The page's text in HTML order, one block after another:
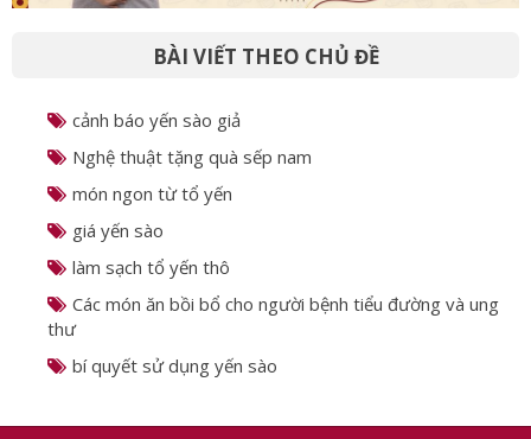
BÀI VIẾT THEO CHỦ ĐỀ
cảnh báo yến sào giả
Nghệ thuật tặng quà sếp nam
món ngon từ tổ yến
giá yến sào
làm sạch tổ yến thô
Các món ăn bồi bổ cho người bệnh tiểu đường và ung
thư
bí quyết sử dụng yến sào